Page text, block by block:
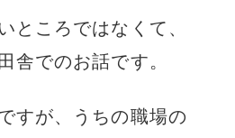
ところではなくて、
舎でのお話です。
すが、うちの職場の